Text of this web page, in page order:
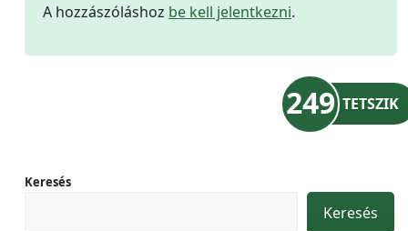
A hozzászóláshoz be kell jelentkezni.
249 TETSZIK
Keresés
Keresés